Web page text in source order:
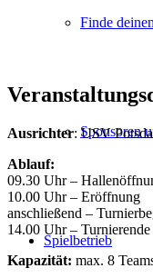
Finde
Sponsoren
Spielbetrieb
Ausrichter: USV
Ablauf:
09.30 Uhr –
10.00 Uhr – Eröffnung
anschließend –
14.00 Uhr – Turnierende
Kapazität: max. 8